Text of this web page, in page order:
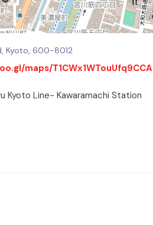
Kyoto, 600-8012
maps/T1CWx1WTouUfq9CCA
Kyoto Line- Kawaramachi Station